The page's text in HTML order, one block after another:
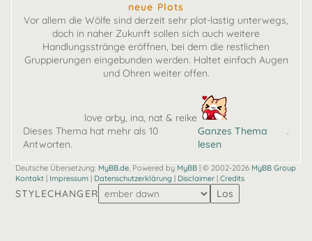
neue Plots
Vor allem die Wölfe sind derzeit sehr plot-lastig unterwegs,
doch in naher Zukunft sollen sich auch weitere
Handlungsstränge eröffnen, bei dem die restlichen
Gruppierungen eingebunden werden. Haltet einfach Augen
und Ohren weiter offen.
love arby, ina, nat & reike
Dieses Thema hat mehr als 10
Antworten.
Ganzes Thema
lesen
.
Deutsche Übersetzung: MyBB.de, Powered by MyBB | © 2002-2026 MyBB Group
Kontakt | Impressum | Datenschutzerklärung | Disclaimer | Credits
STYLECHANGER Los